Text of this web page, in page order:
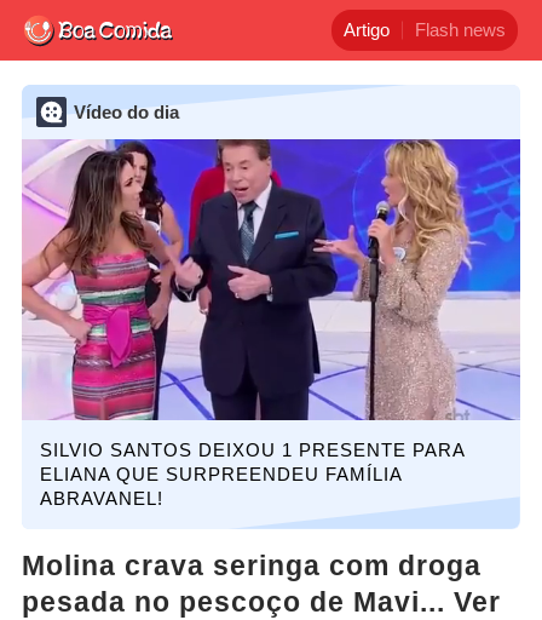
Artigo Flash news
Vídeo do dia
SILVIO SANTOS DEIXOU 1 PRESENTE PARA
ELIANA QUE SURPREENDEU FAMÍLIA
ABRAVANEL!
Molina crava seringa com droga
pesada no pescoço de Mavi... Ver